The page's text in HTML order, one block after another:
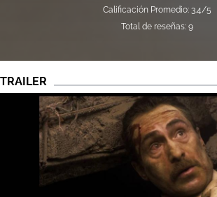
Calificación Promedio: 3.4/5
Total de reseñas: 9
TRAILER